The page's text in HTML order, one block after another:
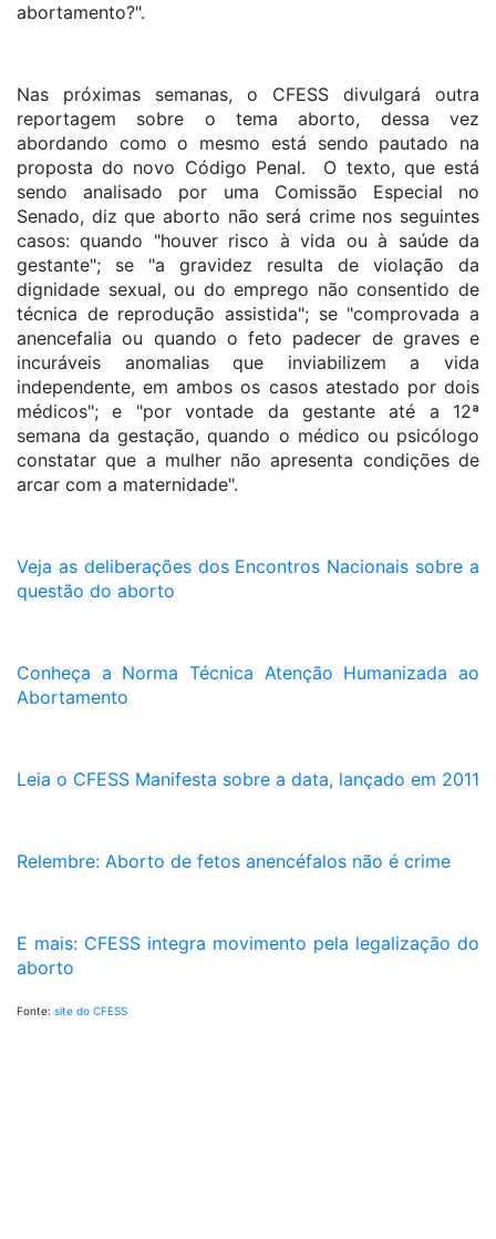
abortamento?".
Nas próximas semanas, o CFESS divulgará outra
reportagem sobre o tema aborto, dessa vez
abordando como o mesmo está sendo pautado na
proposta do novo Código Penal. O texto, que está
sendo analisado por uma Comissão Especial no
Senado, diz que aborto não será crime nos seguintes
casos: quando "houver risco à vida ou à saúde da
gestante"; se "a gravidez resulta de violação da
dignidade sexual, ou do emprego não consentido de
técnica de reprodução assistida"; se "comprovada a
anencefalia ou quando o feto padecer de graves e
incuráveis anomalias que inviabilizem a vida
independente, em ambos os casos atestado por dois
médicos"; e "por vontade da gestante até a 12ª
semana da gestação, quando o médico ou psicólogo
constatar que a mulher não apresenta condições de
arcar com a maternidade".
Veja as deliberações dos Encontros Nacionais sobre a
questão do aborto
Conheça a Norma Técnica Atenção Humanizada ao
Abortamento
Leia o CFESS Manifesta sobre a data, lançado em 2011
Relembre: Aborto de fetos anencéfalos não é crime
E mais: CFESS integra movimento pela legalização do
aborto
Fonte: site do CFESS